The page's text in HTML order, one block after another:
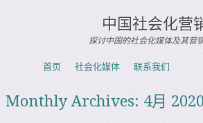
中国社会化营
探讨中国的社会化媒体及其营
Menu
Skip to content
首页 社会化媒体 联系我们
Monthly Archives: 4月 2020